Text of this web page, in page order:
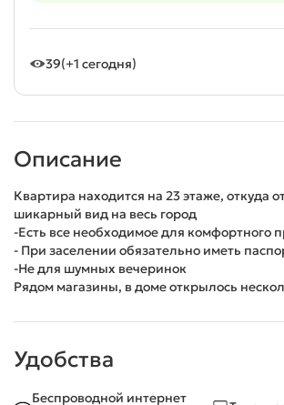
39(+1 сегодня)
Описание
Квартира находится на 23 этаже, откуда
шикарный вид на весь город
-Есть все необходимое для комфортного
- При заселении обязательно иметь
-Не для шумных вечеринок
Рядом магазины, в доме открылось
Удобства
Беспроводной интернет